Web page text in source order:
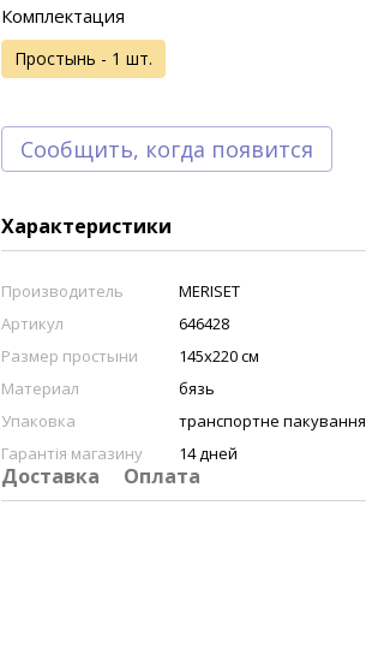
Комплектация
Простынь - 1 шт.
Сообщить, когда появится
Характеристики
Производитель
MERISET
Артикул
646428
Размер простыни
145х220 см
Материал
бязь
Упаковка
транспортне пакування
Гарантія магазину
14 дней
Доставка Оплата